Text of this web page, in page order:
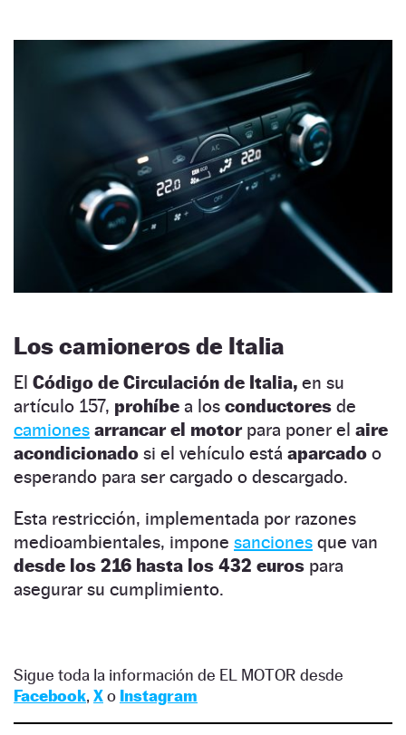
Los camioneros de Italia
El Código de Circulación de Italia, en su
artículo 157, prohíbe a los conductores de
camiones arrancar el motorpara poner el aire
acondicionado si el vehículo está aparcado o
esperando para ser cargado o descargado.
Esta restricción, implementada por razones
medioambientales, impone sanciones que van
desde los 216 hasta los 432 euros para
asegurar su cumplimiento.
Sigue toda la información de EL MOTOR desde
Facebook, Xo Instagram